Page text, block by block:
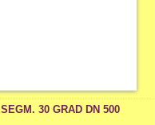
30 GRAD DN 500